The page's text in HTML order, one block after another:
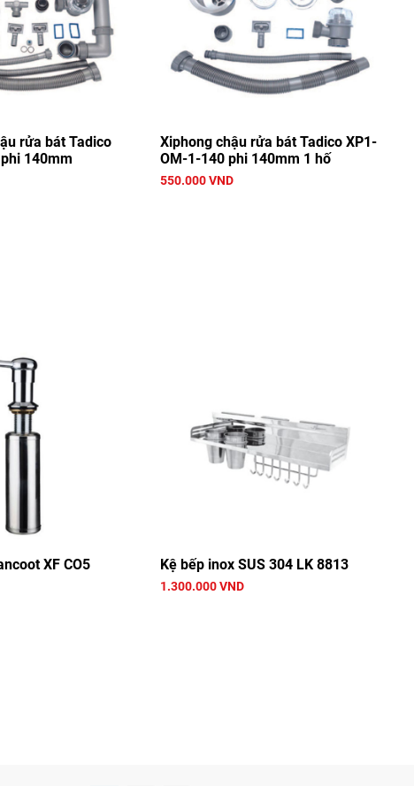
rửa bát Tadico
140mm
Xiphong chậu rửa bát Tadico XP1-
OM-1-140 phi 140mm 1 hố
550.000 VND
XF CO5 Kệ bếp inox SUS 304 LK 8813
1.300.000 VND